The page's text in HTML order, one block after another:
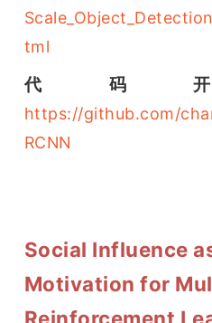
tml
代码
https://github.com/
RCNN
Social Influence
Motivation for